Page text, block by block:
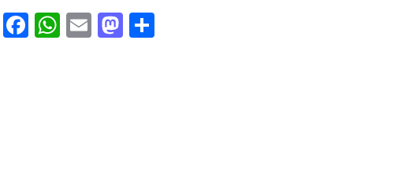
Facebook
WhatsApp
EmailMastodon